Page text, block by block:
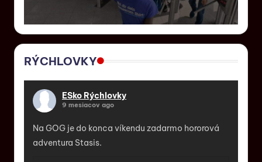
RÝCHLOVKY
ESko Rýchlovky
9 mesiacov ago
Na GOG je do konca víkendu zadarmo hororová
adventura Stasis.